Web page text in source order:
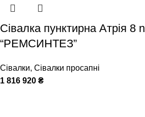
Сівалка пунктирна Атрія 8
“РЕМСИНТЕЗ”
Сівалки, Сівалки просапні
1 816 920 ₴